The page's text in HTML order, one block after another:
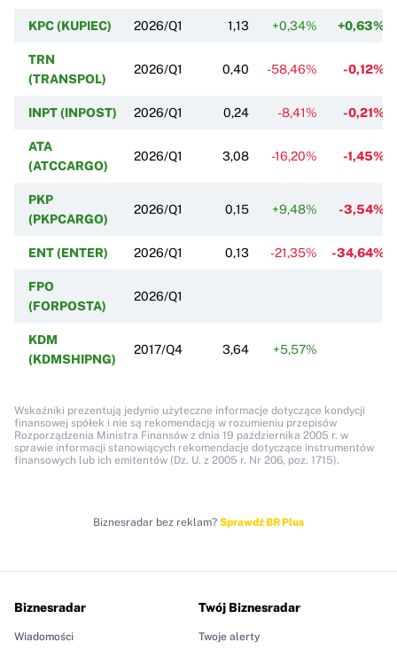
KPC (KUPIEC) 2026/Q1 1,13 +0,34% +0,63%
TRN
(TRANSPOL)
2026/Q1 0,40 -58,46% -0,12%
INPT (INPOST) 2026/Q1 0,24 -8,41% -0,21%
ATA
(ATCCARGO)
2026/Q1 3,08 -16,20% -1,45%
PKP
(PKPCARGO)
2026/Q1 0,15 +9,48% -3,54%
ENT (ENTER) 2026/Q1 0,13 -21,35% -34,64%
FPO
(FORPOSTA)
2026/Q1
KDM
(KDMSHIPNG)
2017/Q4 3,64 +5,57%
Wskaźniki prezentują jedynie użyteczne informacje dotyczące kondycji
finansowej spółek i nie są rekomendacją w rozumieniu przepisów
Rozporządzenia Ministra Finansów z dnia 19 października 2005 r. w
sprawie informacji stanowiących rekomendacje dotyczące instrumentów
finansowych lub ich emitentów (Dz. U. z 2005 r. Nr 206, poz. 1715).
Biznesradar bez reklam? Sprawdź BR Plus
Biznesradar
Wiadomości
Twój Biznesradar
Twoje alerty